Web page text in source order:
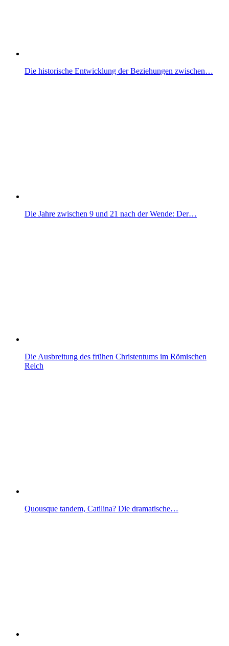
Die historische Entwicklung der Beziehungen zwischen…
Die Jahre zwischen 9 und 21 nach der Wende: Der…
Die Ausbreitung des frühen Christentums im Römischen
Reich
Quousque tandem, Catilina? Die dramatische…